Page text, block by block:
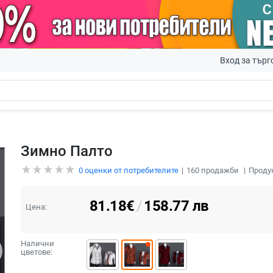
Вход за
Зимно Палто
0оценки от потребителите 160продажби
Цена: 81.18€/158.77 лв
Налични
цветове: